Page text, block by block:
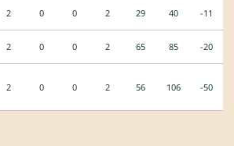
2 0 0 2 29 40 -11
2 0 0 2 65 85 -20
2 0 0 2 56 106 -50